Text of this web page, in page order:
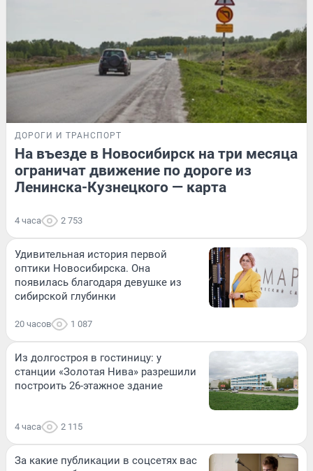
ДОРОГИ И ТРАНСПОРТ
На въезде в Новосибирск на три месяца
ограничат движение по дороге из
Ленинска-Кузнецкого — карта
4 часа 2 753
Удивительная история первой
оптики Новосибирска. Она
появилась благодаря девушке из
сибирской глубинки
20 часов 1 087
Из долгостроя в гостиницу: у
станции «Золотая Нива» разрешили
построить 26-этажное здание
4 часа 2 115
За какие публикации в соцсетях вас